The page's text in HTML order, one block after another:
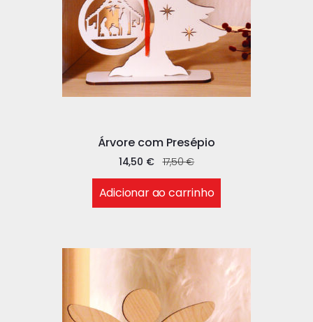
Árvore com Presépio
17,50€
14,50 €
Adicionar ao carrinho